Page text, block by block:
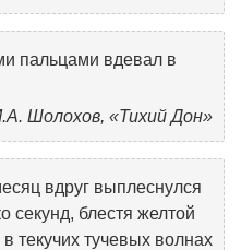
пальцами вдевал в
Шолохов, «Тихий Дон»
вдруг выплеснулся
секунд, блестя желтой
текучих тучевых волнах